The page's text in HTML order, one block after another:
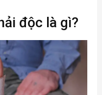
độc là gì?